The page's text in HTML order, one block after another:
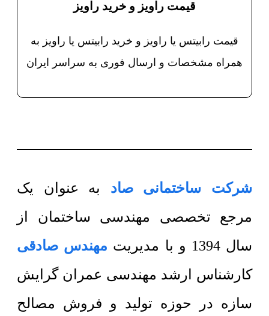
قیمت راویز و خرید راویز
قیمت رابیتس یا راویز و خرید رابیتس یا راویز به
همراه مشخصات و ارسال فوری به سراسر ایران
شرکت ساختمانی صاد به عنوان یک
مرجع تخصصی مهندسی ساختمان از
سال 1394 و با مدیریت
مهندس صادقی
کارشناس ارشد مهندسی عمران گرایش
سازه در حوزه تولید و فروش مصالح